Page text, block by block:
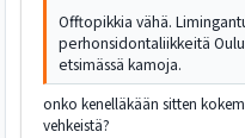
Offtopikkia vähä.
perhonsidontaliikkeitä
etsimässä kamoja.
onko kenelläkään sitten
vehkeistä?